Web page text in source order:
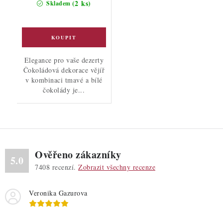
Skladem (2 ks)
Elegance pro vaše dezerty
Čokoládová dekorace vějíř
v kombinaci tmavé a bílé
čokolády je...
5.0 Ověřeno zákazníky
7408 recenzí. Zobrazit všechny recenze
Veronika Gazurova